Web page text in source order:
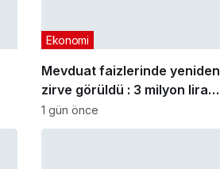
Mevduat faizlerinde yeniden
zirve görüldü : 3 milyon liranın
aylık getirisi ne kadar oldu?
Ekonomi
1 gün önce